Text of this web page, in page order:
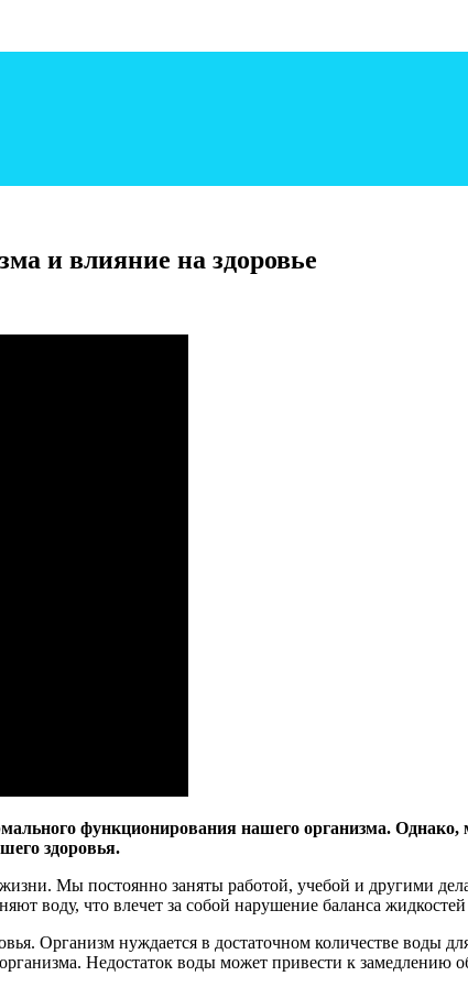
и влияние на здоровье
функционирования нашего организма. Однако,
здоровья.
Мы постоянно заняты работой, учебой и другими
воду, что влечет за собой нарушение баланса
Организм нуждается в достаточном количестве воды
Недостаток воды может привести к